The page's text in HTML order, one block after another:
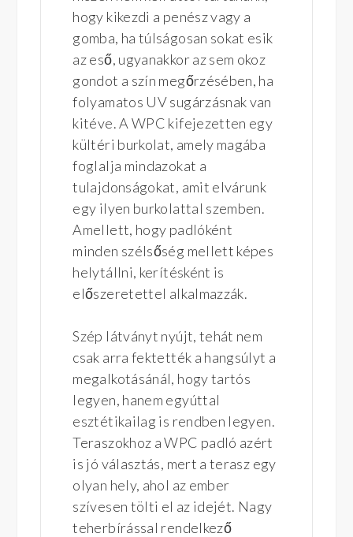
hogy kikezdi a penész vagy a
gomba, ha túlságosan sokat esik
az eső, ugyanakkor az sem okoz
gondot a szín megőrzésében, ha
folyamatos UV sugárzásnak van
kitéve. A WPC kifejezetten egy
kültéri burkolat, amely magába
foglalja mindazokat a
tulajdonságokat, amit elvárunk
egy ilyen burkolattal szemben.
Amellett, hogy padlóként
minden szélsőség mellett képes
helytállni, kerítésként is
előszeretettel alkalmazzák.
Szép látványt nyújt, tehát nem
csak arra fektették a hangsúlyt a
megalkotásánál, hogy tartós
legyen, hanem egyúttal
esztétikailag is rendben legyen.
Teraszokhoz a WPC padló azért
is jó választás, mert a terasz egy
olyan hely, ahol az ember
szívesen tölti el az idejét. Nagy
teherbírással rendelkező